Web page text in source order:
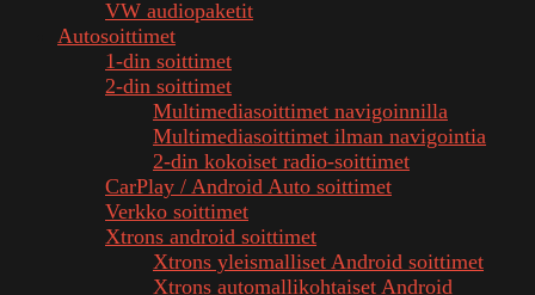
VW audiopaketit
Autosoittimet
1-din soittimet
2-din soittimet
Multimediasoittimet navigoinnilla
Multimediasoittimet ilman navigointia
2-din kokoiset radio-soittimet
CarPlay / Android Auto soittimet
Verkko soittimet
Xtrons android soittimet
Xtrons yleismalliset Android soittimet
Xtrons automallikohtaiset Android